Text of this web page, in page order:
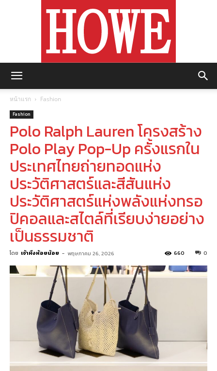
หน้าแรก Fashion
Fashion
Polo Ralph Lauren โครงสร้าง
Polo Play Pop-Up ครั้งแรกใน
ประเทศไทยถ่ายทอดแห่ง
ประวัติศาสตร์และสีสันแห่ง
ประวัติศาสตร์แห่งพลังแห่งทรอ
ปิคอลและสไตล์ที่เรียบง่ายอย่าง
เป็นธรรมชาติ
โดย เจ้าหิ่งห้อยน้อย - พฤษภาคม 26, 2026 0
660